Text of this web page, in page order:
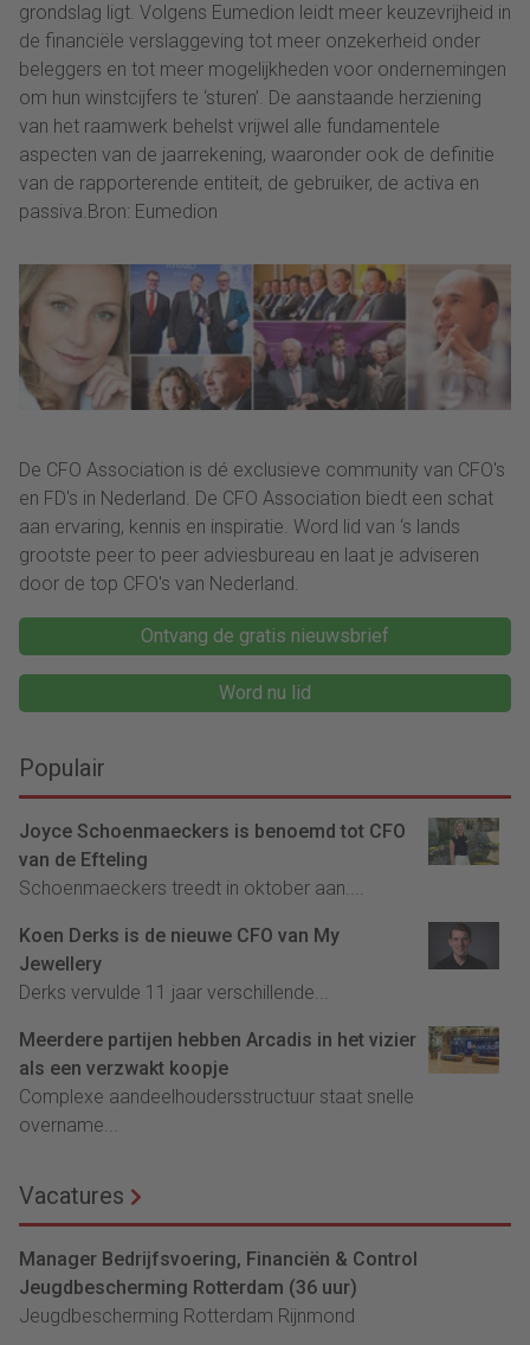
grondslag ligt. Volgens Eumedion leidt meer keuzevrijheid in
de financiële verslaggeving tot meer onzekerheid onder
beleggers en tot meer mogelijkheden voor ondernemingen
om hun winstcijfers te ‘sturen’. De aanstaande herziening
van het raamwerk behelst vrijwel alle fundamentele
aspecten van de jaarrekening, waaronder ook de definitie
van de rapporterende entiteit, de gebruiker, de activa en
passiva.Bron: Eumedion
De CFO Association is dé exclusieve community van CFO's
en FD's in Nederland. De CFO Association biedt een schat
aan ervaring, kennis en inspiratie. Word lid van ‘s lands
grootste peer to peer adviesbureau en laat je adviseren
door de top CFO's van Nederland.
Ontvang de gratis nieuwsbrief
Word nu lid
Populair
Joyce Schoenmaeckers is benoemd tot CFO
van de Efteling
Schoenmaeckers treedt in oktober aan....
Koen Derks is de nieuwe CFO van My
Jewellery
Derks vervulde 11 jaar verschillende...
Meerdere partijen hebben Arcadis in het vizier
als een verzwakt koopje
Complexe aandeelhoudersstructuur staat snelle
overname...
Vacatures
Manager Bedrijfsvoering, Financiën & Control
Jeugdbescherming Rotterdam (36 uur)
Jeugdbescherming Rotterdam Rijnmond